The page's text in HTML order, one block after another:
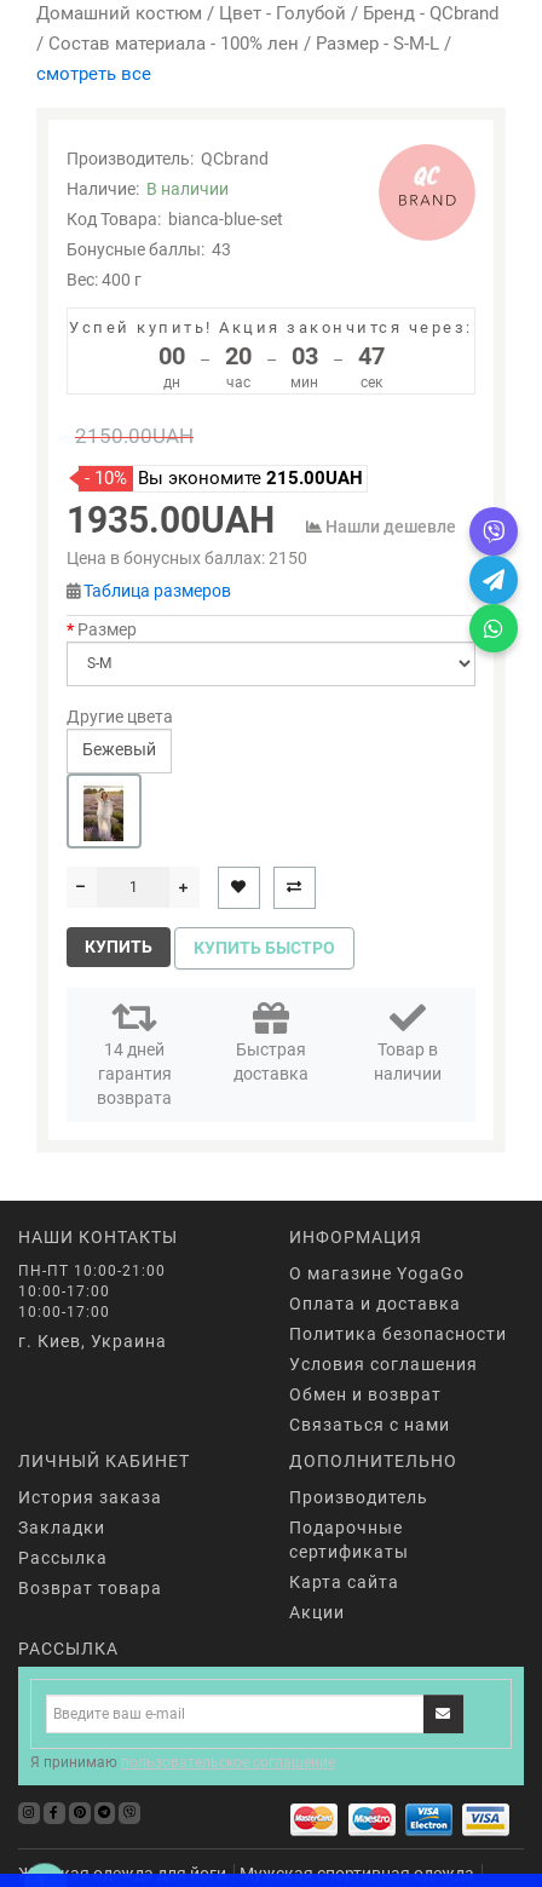
Домашний костюм / Цвет - Голубой / Бренд - QCbrand
/ Состав материала - 100% лен / Размер - S-M-L /
смотреть все
Производитель: QCbrand
Наличие: В наличии
Код Товара: bianca-blue-set
Бонусные баллы: 43
Вес: 400 г
Успей купить!Акция закончится через:
00
дн
– 20
час
– 03
мин
– 47
сек
2150.00UAH
- 10% Вы экономите 215.00UAH
1935.00UAH
Нашли дешевле
Цена в бонусных баллах:2150
Таблица размеров
Размер
Другие цвета
Бежевый
КУПИТЬ КУПИТЬ БЫСТРО
14 дней
гарантия
возврата
Быстрая
доставка
Товар в
наличии
НАШИ КОНТАКТЫ
ПН-ПТ 10:00-21:00
10:00-17:00
10:00-17:00
г. Киев, Украина
ИНФОРМАЦИЯ
О магазине YogaGo
Оплата и доставка
Политика безопасности
Условия соглашения
Обмен и возврат
Связаться с нами
ЛИЧНЫЙ КАБИНЕТ
История заказа
Закладки
Рассылка
Возврат товара
ДОПОЛНИТЕЛЬНО
Производитель
Подарочные
сертификаты
Карта сайта
Акции
РАССЫЛКА
Я принимаю пользовательское соглашение
Женская одежда для йоги Мужская спортивная одежда